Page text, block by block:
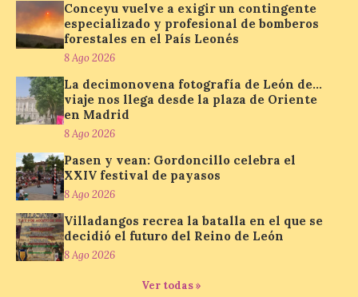
Enróllate, la Asociación
Conceyu País Llionés y el Diario de
Turismo, Ocio e Información para
jóvenes “Enredando.info”. Pilar Aller Aller
nos envía la décimo […]
Los minerales y sus usos
más comunes centran la
nueva exposición del
Museo de la Siderurgia y
la Minería de Sabero
8 Ago 2026
inaugurará el sábado día 8
Conceyu vuelve a exigir un contingente
especializado y profesional de bomberos
forestales en el País Leonés
8 Ago 2026
La decimonovena fotografía de León de…
viaje nos llega desde la plaza de Oriente
en Madrid
8 Ago 2026
Pasen y vean: Gordoncillo celebra el
XXIV festival de payasos
8 Ago 2026
Villadangos recrea la batalla en el que se
decidió el futuro del Reino de León
8 Ago 2026
Ver todas »